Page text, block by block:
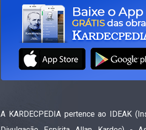
A KARDECPEDIA pertence ao IDEAK